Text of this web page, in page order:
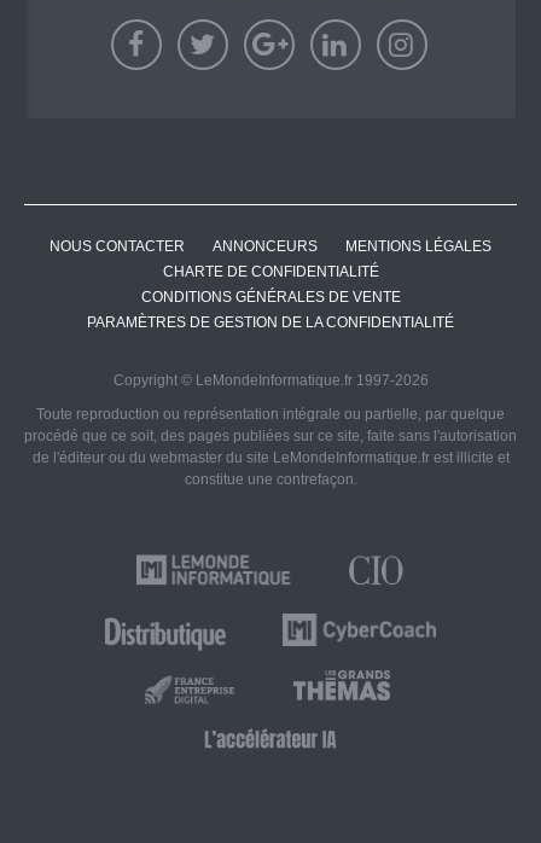
NOUS CONTACTER ANNONCEURS
MENTIONS LÉGALES
CHARTE DE CONFIDENTIALITÉ
CONDITIONS GÉNÉRALES DE VENTE
PARAMÈTRES DE GESTION DE LA CONFIDENTIALITÉ
Copyright © LeMondeInformatique.fr 1997-2026
Toute reproduction ou représentation intégrale ou partielle, par quelque
procédé que ce soit, des pages publiées sur ce site, faite sans l'autorisation
de l'éditeur ou du webmaster du site LeMondeInformatique.fr est illicite et
constitue une contrefaçon.